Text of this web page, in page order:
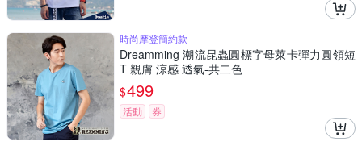
時尚摩登簡約款
Dreamming 潮流昆蟲圓標字母萊卡彈力圓領短
T 親膚 涼感 透氣-共二色
$499
活動 券